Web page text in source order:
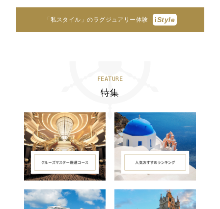
「私スタイル」のラグジュアリー体験 iStyle
FEATURE
特集